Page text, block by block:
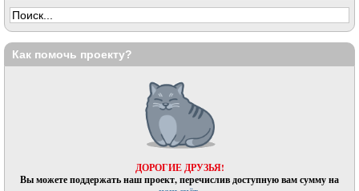
Как помочь проекту?
ДОРОГИЕ ДРУЗЬЯ!
Вы можете поддержать наш проект, перечислив доступную вам сумму на